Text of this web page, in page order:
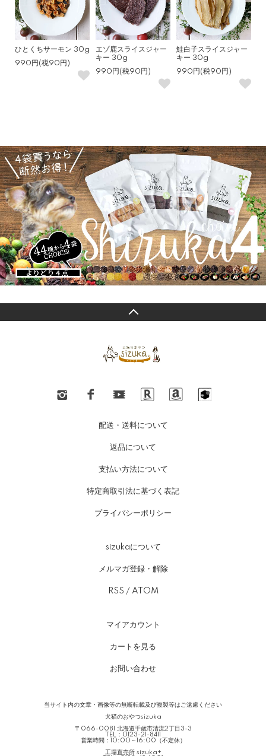
ひとくちサーモン 30g
990円(税90円)
エゾ鹿スライスジャー
キー 30g
990円(税90円)
鮭白子スライスジャー
キー 30g
990円(税90円)
配送・送料について
返品について
支払い方法について
特定商取引法に基づく表記
プライバシーポリシー
sizukaについて
メルマガ登録・解除
RSS / ATOM
マイアカウント
カートを見る
お問い合わせ
当サイト内の文章・画像等の無断転載及び複製等はご遠慮ください
犬猫のおやつsizuka
〒066-0081 北海道千歳市清流2丁目3-3
TEL：0123-21-8411
営業時間：10:00～16:00（不定休）
工場直売所 sizuka+